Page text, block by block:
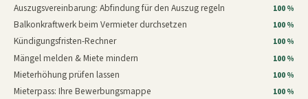
Auszugsvereinbarung: Abfindung für den Auszug regeln 100 %
Balkonkraftwerk beim Vermieter durchsetzen 100 %
Kündigungsfristen-Rechner 100 %
Mängel melden & Miete mindern 100 %
Mieterhöhung prüfen lassen 100 %
Mieterpass: Ihre Bewerbungsmappe 100 %